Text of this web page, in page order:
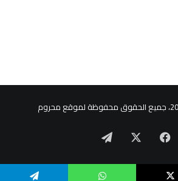
فيسبوك تيلقرام